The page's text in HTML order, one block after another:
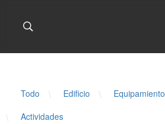
Todo \ Edificio \ Equipamiento
\ Actividades